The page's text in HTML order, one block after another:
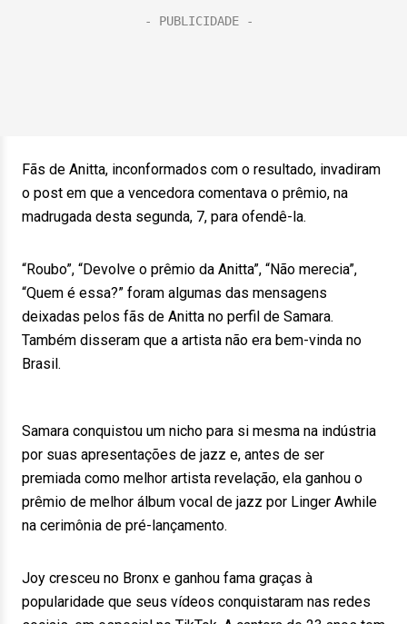
Fãs de Anitta, inconformados com o resultado, invadiram
o post em que a vencedora comentava o prêmio, na
madrugada desta segunda, 7, para ofendê-la.
“Roubo”, “Devolve o prêmio da Anitta”, “Não merecia”,
“Quem é essa?” foram algumas das mensagens
deixadas pelos fãs de Anitta no perfil de Samara.
Também disseram que a artista não era bem-vinda no
Brasil.
Samara conquistou um nicho para si mesma na indústria
por suas apresentações de jazz e, antes de ser
premiada como melhor artista revelação, ela ganhou o
prêmio de melhor álbum vocal de jazz por Linger Awhile
na cerimônia de pré-lançamento.
Joy cresceu no Bronx e ganhou fama graças à
popularidade que seus vídeos conquistaram nas redes